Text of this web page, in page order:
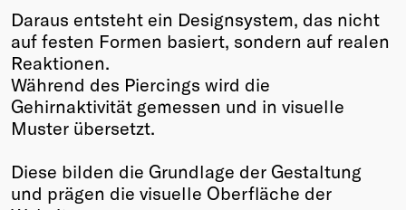
Daraus entsteht ein Designsystem, das nicht
auf festen Formen basiert, sondern auf realen
Reaktionen.
Während des Piercings wird die
Gehirnaktivität gemessen und in visuelle
Muster übersetzt.
Diese bilden die Grundlage der Gestaltung
und prägen die visuelle Oberfläche der